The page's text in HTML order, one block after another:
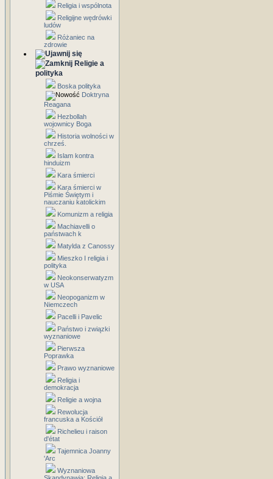
Religia i wspólnota
Religijne wędrówki
ludów
Różaniec na
zdrowie
Religie a
polityka
Boska polityka
Doktryna
Reagana
Hezbollah
wojownicy Boga
Historia wolności w
chrześ.
Islam kontra
hinduizm
Kara śmierci
Kara śmierci w
Piśmie Świętym i
nauczaniu katolickim
Komunizm a religia
Machiavelli o
państwach k
Matylda z Canossy
Mieszko I religia i
polityka
Neokonserwatyzm
w USA
Neopoganizm w
Niemczech
Pacelli i Pavelic
Państwo i związki
wyznaniowe
Pierwsza
Poprawka
Prawo wyznaniowe
Religia i
demokracja
Religie a wojna
Rewolucja
francuska a Kościół
Richelieu i raison
d'état
Tajemnica Joanny
'Arc
Wyznaniowa